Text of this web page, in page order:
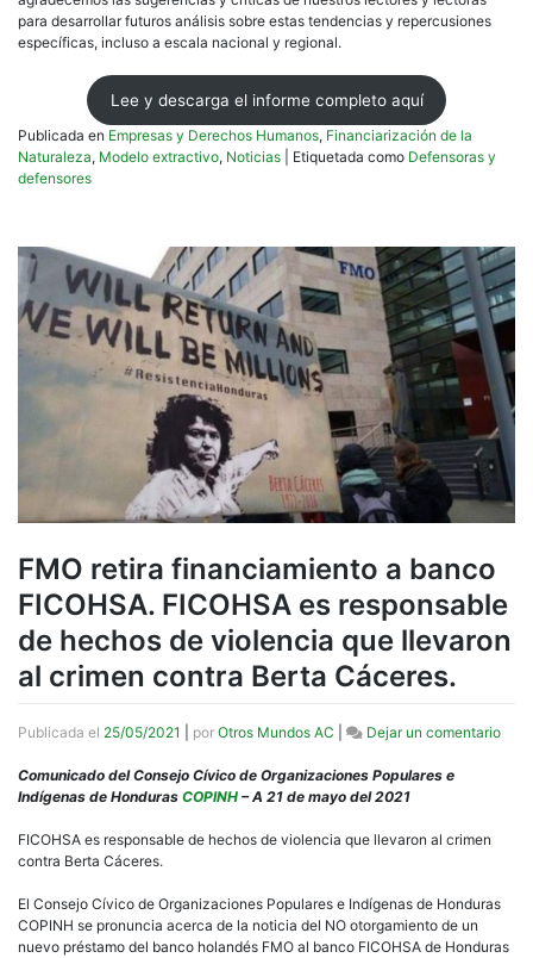
para desarrollar futuros análisis sobre estas tendencias y repercusiones
específicas, incluso a escala nacional y regional.
Lee y descarga el informe completo aquí
Publicada en Empresas y Derechos Humanos, Financiarización de la
Naturaleza, Modelo extractivo, Noticias Etiquetada como Defensoras y
defensores
FMO retira financiamiento a banco
FICOHSA. FICOHSA es responsable
de hechos de violencia que llevaron
al crimen contra Berta Cáceres.
Publicada el 25/05/2021 por Otros Mundos AC Dejar un comentarioen
es
de
Comunicado del Consejo Cívico de Organizaciones Populares e
Indígenas de Honduras COPINH – A 21 de mayo del 2021
FICOHSA es responsable de hechos de violencia que llevaron al crimen
contra Berta Cáceres.
El Consejo Cívico de Organizaciones Populares e Indígenas de Honduras
COPINH se pronuncia acerca de la noticia del NO otorgamiento de un
nuevo préstamo del banco holandés FMO al banco FICOHSA de Honduras